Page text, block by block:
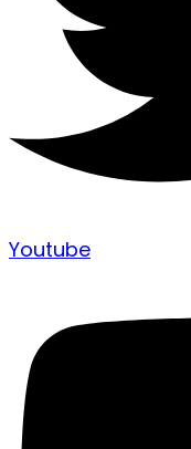
Youtube